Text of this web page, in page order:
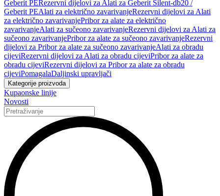
Geberit PERezervni dijelovi za Alati za Geberit Silent-db20 /
Geberit PEAlati za električno zavarivanjeRezervni dijelovi za Alati
za električno zavarivanjePribor za alate za električno
zavarivanjeAlati za sučeono zavarivanjeRezervni dijelovi za Alati za
sučeono zavarivanjePribor za alate za sučeono zavarivanjeRezervni
dijelovi za Pribor za alate za sučeono zavarivanjeAlati za obradu
cijeviRezervni dijelovi za Alati za obradu cijeviPribor za alate za
obradu cijeviRezervni dijelovi za Pribor za alate za obradu
cijeviPomagalaDaljinski upravljači
Kategorije proizvoda
Kupaonske linije
Novosti